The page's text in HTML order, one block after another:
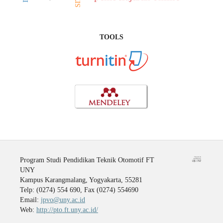
TOOLS
Program Studi Pendidikan Teknik Otomotif FT
UNY
Kampus Karangmalang, Yogyakarta, 55281
Telp: (0274) 554 690, Fax (0274) 554690
Email: jpvo@uny.ac.id
Web: http://pto.ft.uny.ac.id/